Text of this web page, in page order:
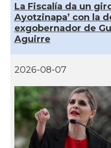
La Fiscalía da un
Ayotzinapa’ con la
exgobernador de
Aguirre
2026-08-07